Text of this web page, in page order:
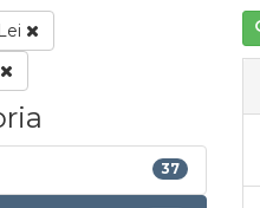
Lei
37